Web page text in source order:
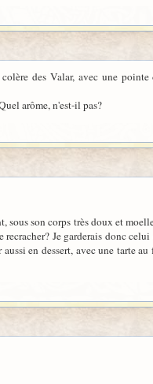
des Valar, avec une
arôme, n'est-il pas?
son corps très doux et
Je garderais donc
en dessert, avec une tarte